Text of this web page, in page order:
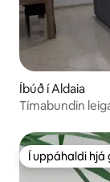
Íbúð í Aldaia
Tímabundin
Í uppáhaldi hjá
Í uppáhaldi hjá